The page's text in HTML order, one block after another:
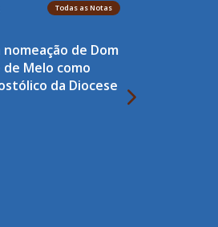
Todas as Notas
de Dom
Melo como
da Diocese